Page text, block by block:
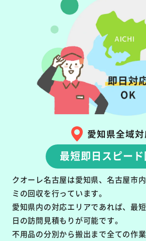
愛知県全域対
最短即日スピー
クオーレ名古屋は愛知県、名古屋市
ミの回収を行っています。
愛知県内の対応エリアであれば、最
日の訪問見積もりが可能です。
不用品の分別から搬出まで全ての作